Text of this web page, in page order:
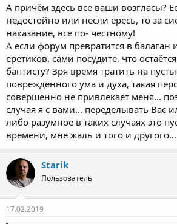
А причём здесь все ваши возгласы?
недостойно или несли ересь, то за
наказание, все по- честному!
А если форум превратится в
еретиков, сами посудите, что
баптисту? Зря время тратить на
повреждённого ума и духа, такая
совершенно не привлекает меня...
случая я с вами... переделывать Вас
либо разумное в таких случаях это
времени, мне жаль и того и другого...
Starik
Пользователь
17.02.2019